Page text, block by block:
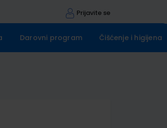
Prijavite se
Darovni program Čišćenje i higijena